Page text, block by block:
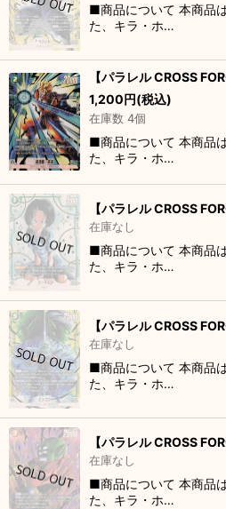
■商品について 本商品
た、キラ・ホ…
【パラレル CROSS
1,200円(税込)
在庫数 4個
■商品について 本商品
た、キラ・ホ…
【パラレル CROSS
在庫なし
■商品について 本商品
た、キラ・ホ…
【パラレル CROSS
在庫なし
■商品について 本商品
た、キラ・ホ…
【パラレル CROSS
在庫なし
■商品について 本商品
た、キラ・ホ…